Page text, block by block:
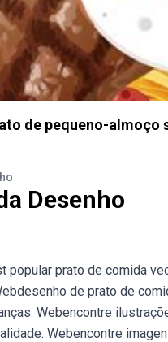
de pequeno-almoço
Desenho
popular prato de comida
de prato de
Webencontre
Webencontre